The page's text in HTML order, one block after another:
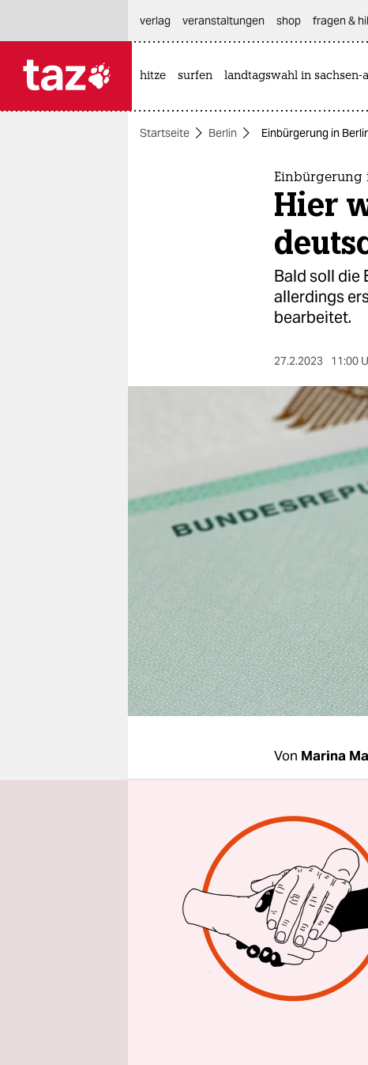
themen
nord
verlag
veranstaltungen
unterstützen
abo
genossenschaft
epaper login
verlag
veranstaltungen shop fragen &
hitze surfen landtagswahl in sachsen-
Startseite Berlin Einbürgerung in
Einbürgerung
Hier
Bald soll die
allerdings
bearbeitet.
27.2.2023 11:00
Von Marina
Der Bund
niemand
auch lange
Behörden
Der Entwurf
dem
Aufenthalts
können.
wird eine